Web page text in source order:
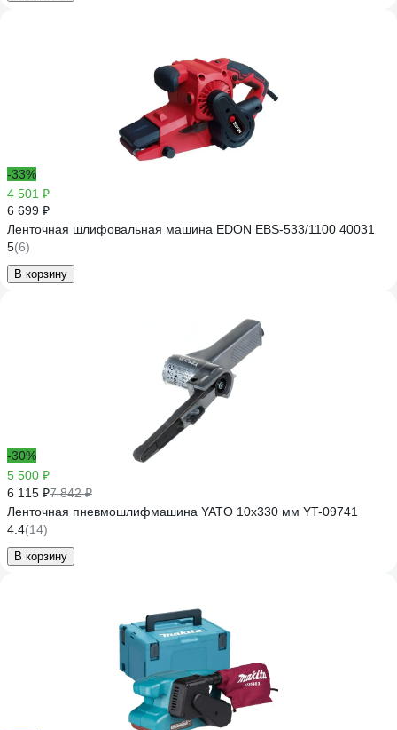
-33%
4 501 ₽
6 699 ₽
Ленточная шлифовальная машина EDON EBS-533/1100 40031
5(6)
В корзину
-30%
5 500 ₽
6 115 ₽7 842 ₽
Ленточная пневмошлифмашина YATO 10х330 мм YT-09741
4.4(14)
В корзину